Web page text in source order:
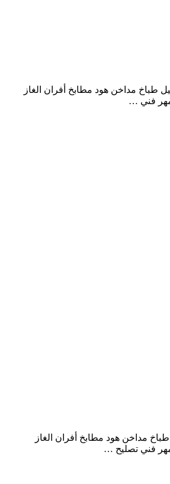
مداخن هود مطابخ أفران الغاز
فني …
مداخن هود مطابخ أفران الغاز
فني تصليح …